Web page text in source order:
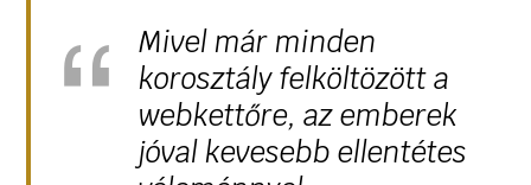
Mivel már minden
korosztály felköltözött a
webkettőre, az emberek
jóval kevesebb ellentétes